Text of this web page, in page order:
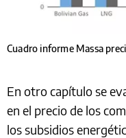
Cuadro informe Massa
En otro capítulo se
en el precio de los
los subsidios